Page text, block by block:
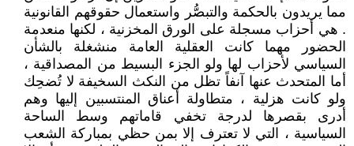
مما يريدون بالحكمة والتبصُّر واستعمال حقوقهم القانونية
. هي أحزاب مسجلة على الورق المخزنية ، لكنها منعدمة
الحضور مهما كانت العقلية العامة منشغلة بالشأن
السياسي لأحزاب لها ولو الجزء البسيط من المصداقية ،
أما المتحدث عنها آنفاً تظل من النكث السخيفة لا تُضحِك
ولو كانت هزلية ، متطاولة أعناق المنتسبين إليها وهم
أدرى بقصرها لدرجة تخفي قاماتهم وسط الساحة
السياسية ، التي لا تعترف إلا بمن حظي بمباركة الشعب